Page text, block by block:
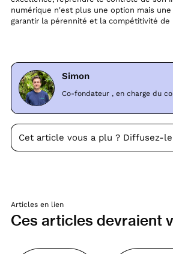
Simon
Co-fondateur , en charge du
Cet article vous a plu ? Diffusez-
numérique n'est plus une option mais
garantir la pérennité et la compétitivité de
Articles en lien
Ces articles devraient